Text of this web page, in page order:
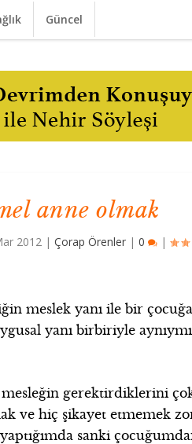
Güncel
anne olmak
2012 |Çorap Örenler |0 |
meslek yanı ile bir
yanı birbiriyle
gerektirdiklerini
ve hiç şikayet etmemek
sanki